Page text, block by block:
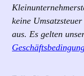
keine
aus. Es gelten